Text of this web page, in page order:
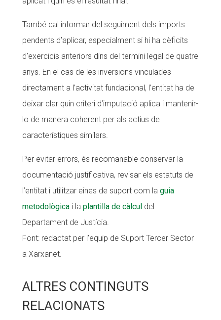
També cal informar del seguiment dels imports
pendents d’aplicar, especialment si hi ha dèficits
d’exercicis anteriors dins del termini legal de quatre
anys. En el cas de les inversions vinculades
directament a l’activitat fundacional, l’entitat ha de
deixar clar quin criteri d’imputació aplica i mantenir-
lo de manera coherent per als actius de
característiques similars.
Per evitar errors, és recomanable conservar la
documentació justificativa, revisar els estatuts de
l’entitat i utilitzar eines de suport com la guia
metodològicai la plantilla de càlculdel
Departament de Justícia.
Font: redactat per l’equip de Suport Tercer Sector
a Xarxanet.
ALTRES CONTINGUTS
RELACIONATS